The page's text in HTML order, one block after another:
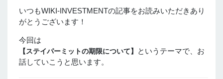
いつもWIKI-INVESTMENTの記事をお読みいただきあり
がとうございます！
今回は
【ステイパーミットの期限について】
というテーマで、お
話していこうと思います。